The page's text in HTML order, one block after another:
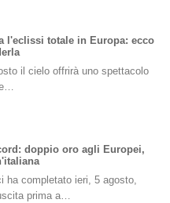
l'eclissi totale in Europa: ecco
il cielo offrirà uno spettacolo
doppio oro agli Europei,
ha completato ieri, 5 agosto,
prima a…